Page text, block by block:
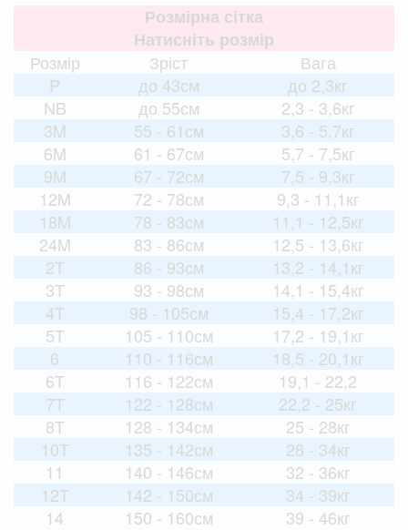
Розмірна сітка
Натисніть розмір
Розмір
Зріст
Вага
P
до 43см
до 2,3кг
NB
до 55см
2,3 - 3,6кг
3M
55 - 61см
3,6 - 5,7кг
6M
61 - 67см
5,7 - 7,5кг
9M
67 - 72см
7,5 - 9,3кг
12M
72 - 78см
9,3 - 11,1кг
18M
78 - 83см
11,1 - 12,5кг
24M
83 - 86см
12,5 - 13,6кг
2T
86 - 93см
13,2 - 14,1кг
3T
93 - 98см
14,1 - 15,4кг
4T
98 - 105см
15,4 - 17,2кг
5T
105 - 110см
17,2 - 19,1кг
6
110 - 116см
18,5 - 20,1кг
6T
116 - 122см
19,1 - 22,2
7T
122 - 128см
22,2 - 25кг
8T
128 - 134см
25 - 28кг
10T
135 - 142см
28 - 34кг
11
140 - 146см
32 - 36кг
12T
142 - 150см
34 - 39кг
14
150 - 160см 39 - 46кг